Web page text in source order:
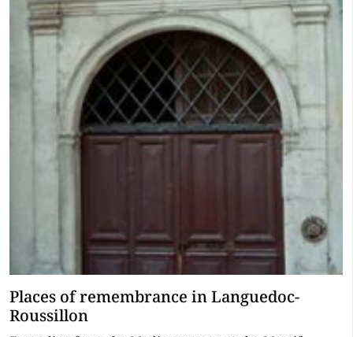
Places of remembrance in Languedoc-
Roussillon